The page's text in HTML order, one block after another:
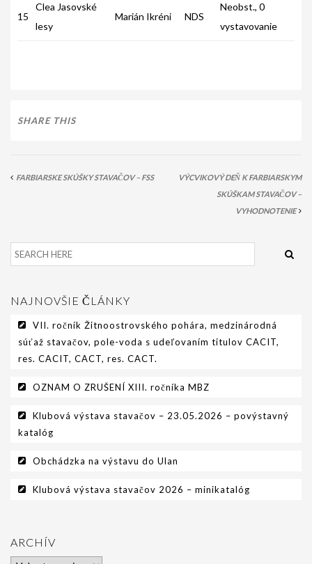
15
Clea Jasovské
lesy
Marián Ikréni NDS
Neobst., 0
vystavovanie
SHARE THIS
FARBIARSKE SKÚŠKY STAVAČOV – FSS
VÝCVIKOVÝ DEŇ K FARBIARSKYM
SKÚŠKAM STAVAČOV –
VYHODNOTENIE
NAJNOVŠIE ČLÁNKY
VII. ročník Žitnoostrovského pohára, medzinárodná
súťaž stavačov, pole-voda s udeľovaním titulov CACIT,
res. CACIT, CACT, res. CACT.
OZNAM O ZRUŠENÍ XIII. ročníka MBZ
Klubová výstava stavačov – 23.05.2026 – povýstavný
katalóg
Obchádzka na výstavu do Ulan
Klubová výstava stavačov 2026 – minikatalóg
ARCHÍV